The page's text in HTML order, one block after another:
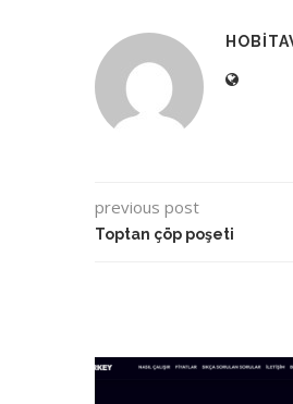
previous post
Toptan çöp poşeti